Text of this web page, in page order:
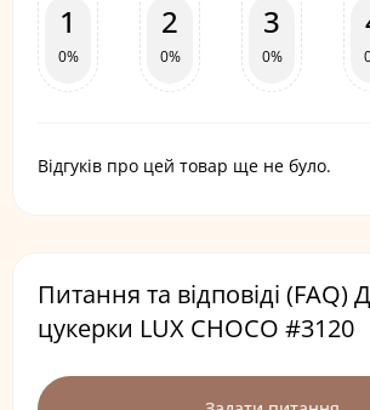
1
0%
2
0%
3
0%
Відгуків про цей товар ще не було.
Питання та відповіді (FAQ)
цукерки LUX CHOCO #3120